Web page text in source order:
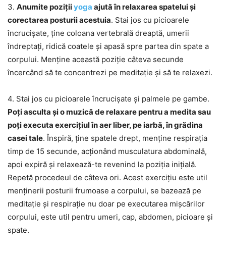
3. Anumite pozițiiyoga ajută în relaxarea spatelui și
corectarea posturii acestuia. Stai jos cu picioarele
încrucișate, ține coloana vertebrală dreaptă, umerii
îndreptați, ridică coatele și apasă spre partea din spate a
corpului. Menține această poziție câteva secunde
încercând să te concentrezi pe meditație și să te relaxezi.
4. Stai jos cu picioarele încrucișate și palmele pe gambe.
Poți asculta și o muzică de relaxare pentru a medita sau
poți executa exercițiul în aer liber, pe iarbă, în grădina
casei tale. Înspiră, ține spatele drept, menține respirația
timp de 15 secunde, acționând musculatura abdominală,
apoi expiră și relaxează-te revenind la poziția inițială.
Repetă procedeul de câteva ori. Acest exercițiu este util
menținerii posturii frumoase a corpului, se bazează pe
meditație și respirație nu doar pe executarea mișcărilor
corpului, este util pentru umeri, cap, abdomen, picioare și
spate.